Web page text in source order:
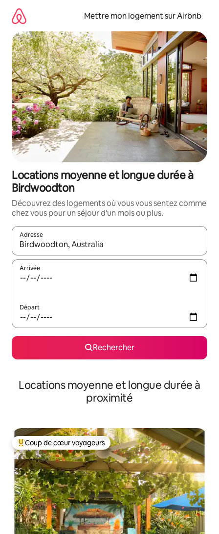
directement
contenu
Mettre mon logement sur Airbnb
Locations moyenne et longue durée à
Birdwoodton
Découvrez des logements où vous vous sentez comme
chez vous pour un séjour d'un mois ou plus.
Adresse
Lorsque les résultats s'affichent, utilisez les flèches vers le
Arrivée
Départ
Rechercher
Locations moyenne et longue durée à
proximité
Coups de cœur voyageurs les plus appréciés
Coup de cœur voyageurs